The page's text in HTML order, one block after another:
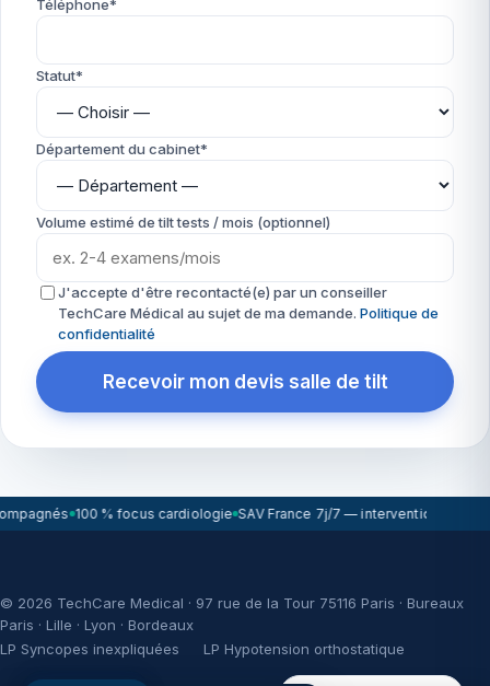
Téléphone*
Statut*
Département du cabinet*
Volume estimé de tilt tests / mois (optionnel)
J'accepte d'être recontacté(e) par un conseiller
TechCare Médical au sujet de ma demande. Politique de
confidentialité
Recevoir mon devis salle de tilt
100 % focus cardiologie SAV France 7j/7 — intervention sous
© 2026 TechCare Medical · 97 rue de la Tour 75116 Paris · Bureaux
Paris · Lille · Lyon · Bordeaux
LP Syncopes inexpliquées
LP Hypotension orthostatique